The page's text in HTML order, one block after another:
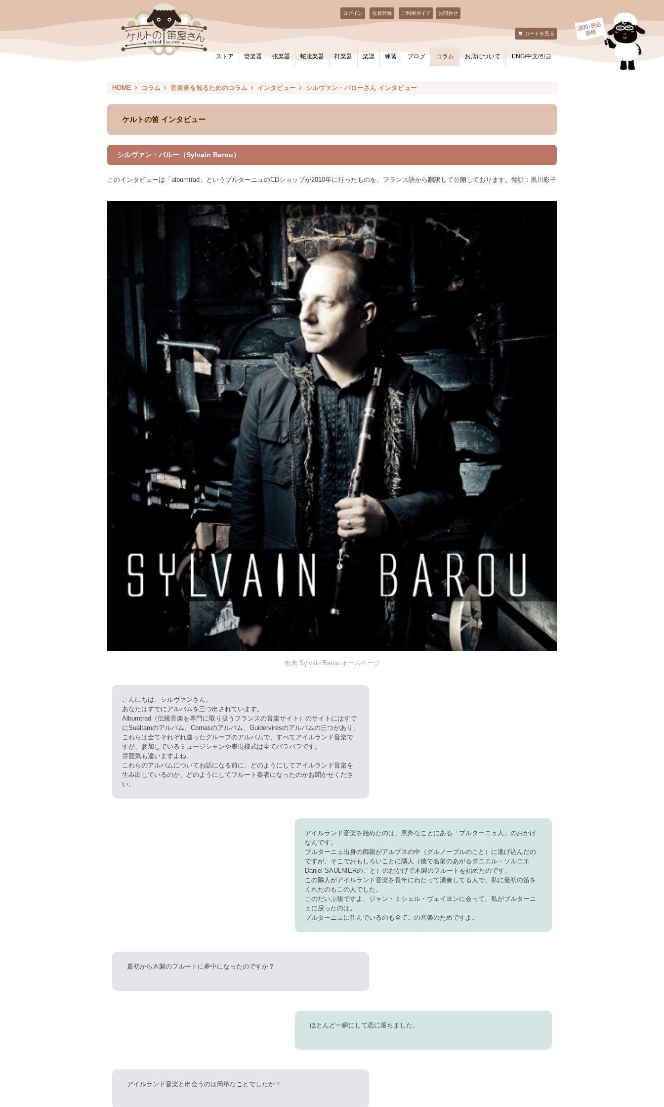
カートを見る
ログイン 会員登録 ご利用ガイド お問合せ
ストア 管楽器 弦楽器 蛇腹楽器 打楽器 楽譜 練習 ブログ コラム お店について ENG/中文/한글
HOME コラム 音楽家を知るためのコラム インタビュー シルヴァン・バローさん インタビュー
ケルトの笛 インタビュー
シルヴァン・バルー（Sylvain Barou）
このインタビューは「albumtrad」というブルターニュのCDショップが2010年に行ったものを、フランス語から翻訳して公開しております。翻訳：黒川彩子
出典 Sylvain Barou ホームページ
こんにちは、シルヴァンさん。
あなたはすでにアルバムを三つ出されています。
Albumtrad（伝統音楽を専門に取り扱うフランスの音楽サイト）のサイトにはすで
にSualtamのアルバム、Comasのアルバム、Guiderviresのアルバムの三つがあり、
これらは全てそれぞれ違ったグループのアルバムで、すべてアイルランド音楽で
すが、参加しているミュージシャンや表現様式は全てバラバラです。
雰囲気も違いますよね。
これらのアルバムについてお話になる前に、どのようにしてアイルランド音楽を
生み出しているのか、どのようにしてフルート奏者になったのかお聞かせくださ
い。
アイルランド音楽を始めたのは、意外なことにある「ブルターニュ人」のおかげ
なんです。
ブルターニュ出身の両親がアルプスの中（グルノーブルのこと）に逃げ込んだの
ですが、そこでおもしろいことに隣人（後で名前のあがるダニエル・ソルニエ
Daniel SAULNIERのこと）のおかげで木製のフルートを始めたのです。
この隣人がアイルランド音楽を長年にわたって演奏してる人で、私に最初の笛を
くれたのもこの人でした。
このだいぶ後ですよ、ジャン・ミシェル・ヴェイヨンに会って、私がブルターニ
ュに戻ったのは。
ブルターニュに住んでいるのも全てこの音楽のためですよ。
最初から木製のフルートに夢中になったのですか？
ほとんど一瞬にして恋に落ちました。
アイルランド音楽と出会うのは簡単なことでしたか？